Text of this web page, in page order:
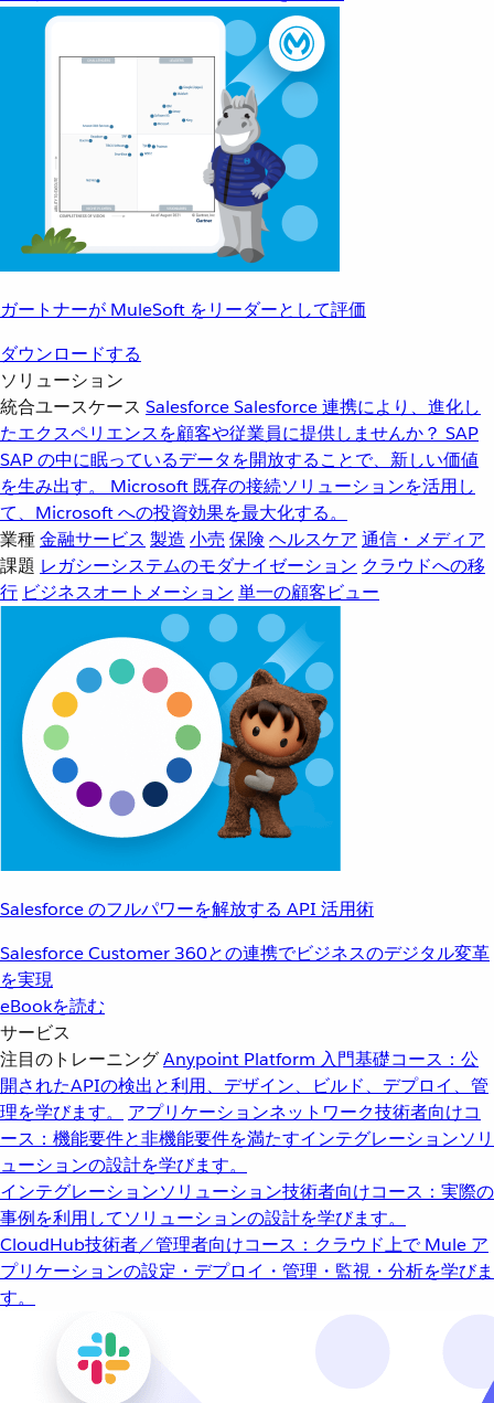
ガートナーが MuleSoft をリーダーとして評価
ダウンロードする
ソリューション
統合ユースケース SalesforceSalesforce 連携により、進化し
たエクスペリエンスを顧客や従業員に提供しませんか？ SAP
SAP の中に眠っているデータを開放することで、新しい価値
を生み出す。
Microsoft 既存の接続ソリューションを活用し
て、Microsoft への投資効果を最大化する。
業種金融サービス 製造 小売 保険 ヘルスケア 通信・メディア
課題 レガシーシステムのモダナイゼーション クラウドへの移
行 ビジネスオートメーション 単一の顧客ビュー
Salesforce のフルパワーを解放する API 活用術
Salesforce Customer 360との連携でビジネスのデジタル変革
を実現
eBookを読む
サービス
注目のトレーニングAnypoint Platform 入門基礎コース：公
開されたAPIの検出と利用、デザイン、ビルド、デプロイ、管
理を学びます。
アプリケーションネットワーク技術者向けコ
ース：機能要件と非機能要件を満たすインテグレーションソリ
ューションの設計を学びます。
インテグレーションソリューション技術者向けコース：実際の
事例を利用してソリューションの設計を学びます。
CloudHub技術者／管理者向けコース：クラウド上で Mule ア
プリケーションの設定・デプロイ・管理・監視・分析を学びま
す。